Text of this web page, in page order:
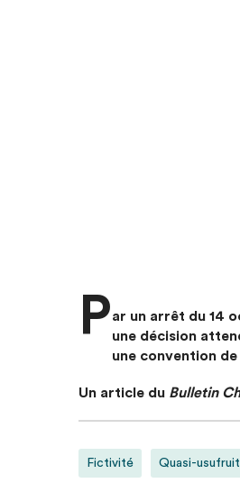
Par un arrêt du 14
une décision
une convention
Un article du Bulletin
Fictivité Quasi-usufruit